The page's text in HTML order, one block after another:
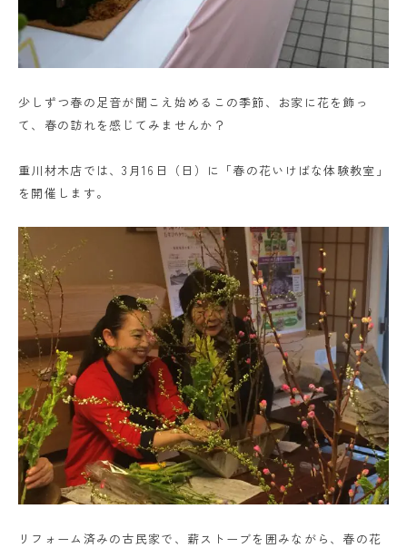
少しずつ春の足音が聞こえ始めるこの季節、お家に花を飾っ
て、春の訪れを感じてみませんか？
重川材木店では、3月16日（日）に「春の花いけばな体験教室」
を開催します。
リフォーム済みの古民家で、薪ストーブを囲みながら、春の花